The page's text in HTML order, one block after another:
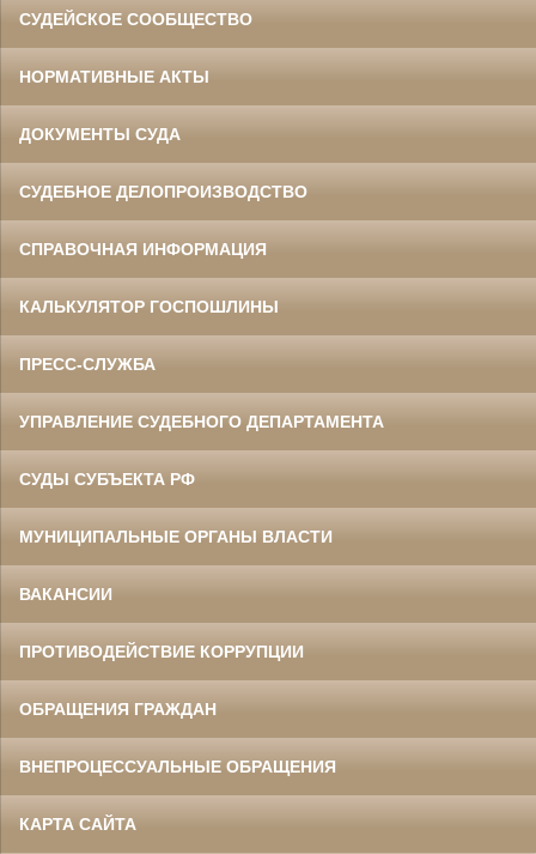
СУДЕЙСКОЕ СООБЩЕСТВО
НОРМАТИВНЫЕ АКТЫ
ДОКУМЕНТЫ СУДА
СУДЕБНОЕ ДЕЛОПРОИЗВОДСТВО
СПРАВОЧНАЯ ИНФОРМАЦИЯ
КАЛЬКУЛЯТОР ГОСПОШЛИНЫ
ПРЕСС-СЛУЖБА
УПРАВЛЕНИЕ СУДЕБНОГО ДЕПАРТАМЕНТА
СУДЫ СУБЪЕКТА РФ
МУНИЦИПАЛЬНЫЕ ОРГАНЫ ВЛАСТИ
ВАКАНСИИ
ПРОТИВОДЕЙСТВИЕ КОРРУПЦИИ
ОБРАЩЕНИЯ ГРАЖДАН
ВНЕПРОЦЕССУАЛЬНЫЕ ОБРАЩЕНИЯ
КАРТА САЙТА